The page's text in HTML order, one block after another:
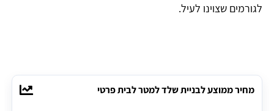
לגורמים שצוינו לעיל.
מחיר ממוצע לבניית שלד למטר לבית פרטי